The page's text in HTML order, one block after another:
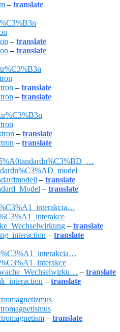
– translate
– translate
– translate
– translate
– translate
– translate
– translate
– translate
– translate
– translate
– translate
– translate
– translate
– translate